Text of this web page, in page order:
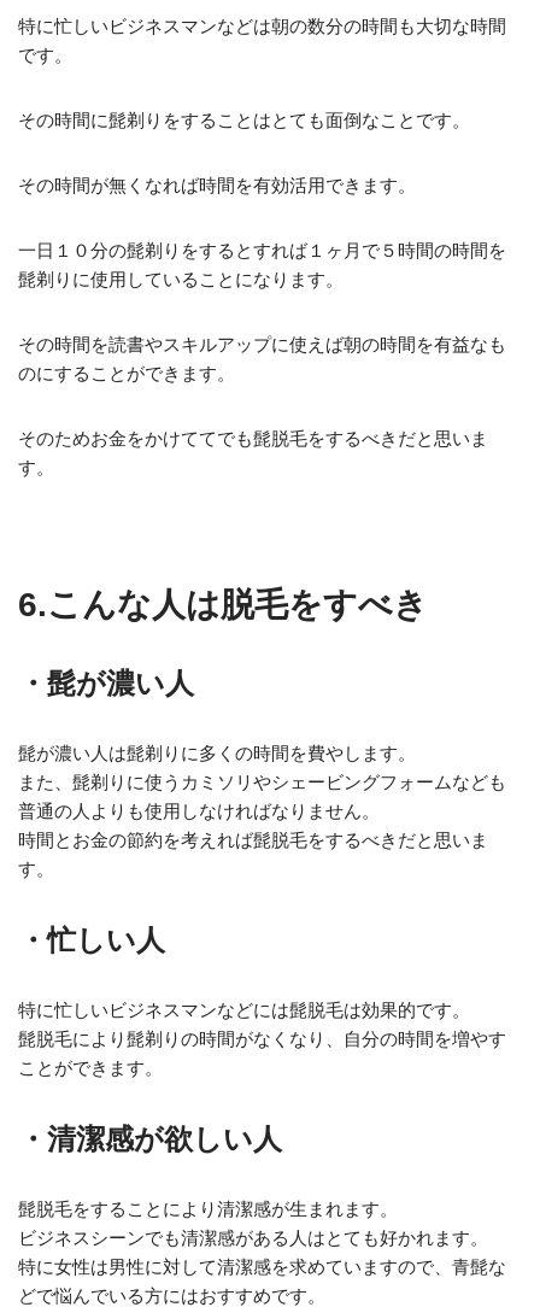
特に忙しいビジネスマンなどは朝の数分の時間も大切な時間
です。
その時間に髭剃りをすることはとても面倒なことです。
その時間が無くなれば時間を有効活用できます。
一日１０分の髭剃りをするとすれば１ヶ月で５時間の時間を
髭剃りに使用していることになります。
その時間を読書やスキルアップに使えば朝の時間を有益なも
のにすることができます。
そのためお金をかけててでも髭脱毛をするべきだと思いま
す。
6.こんな人は脱毛をすべき
・髭が濃い人
髭が濃い人は髭剃りに多くの時間を費やします。
また、髭剃りに使うカミソリやシェービングフォームなども
普通の人よりも使用しなければなりません。
時間とお金の節約を考えれば髭脱毛をするべきだと思いま
す。
・忙しい人
特に忙しいビジネスマンなどには髭脱毛は効果的です。
髭脱毛により髭剃りの時間がなくなり、自分の時間を増やす
ことができます。
・清潔感が欲しい人
髭脱毛をすることにより清潔感が生まれます。
ビジネスシーンでも清潔感がある人はとても好かれます。
特に女性は男性に対して清潔感を求めていますので、青髭な
どで悩んでいる方にはおすすめです。